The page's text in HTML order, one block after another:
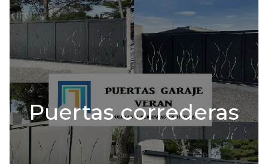
Puertas correderas